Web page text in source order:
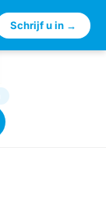
Schrijf u in → ×